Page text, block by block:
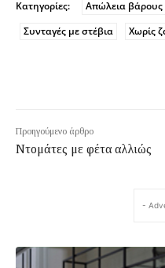
Κατηγορίες: Απώλεια βάρους
Συνταγές με στέβια
Χωρίς
Προηγούμενο άρθρο
Ντομάτες με φέτα αλλιώς
-